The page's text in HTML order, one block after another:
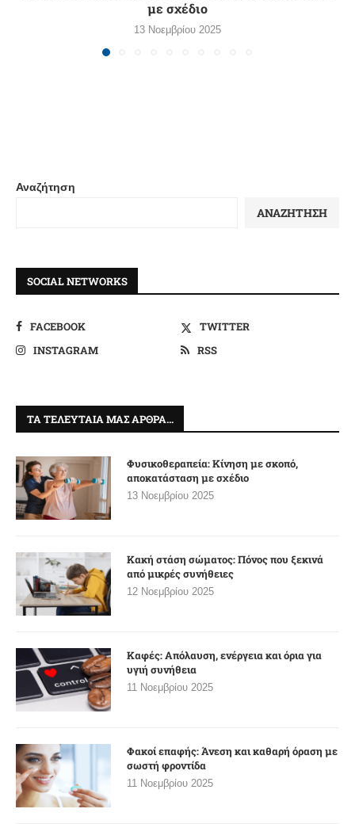
με σχέδιο
13 Νοεμβρίου 2025
Αναζήτηση
ΑΝΑΖΉΤΗΣΗ
SOCIAL NETWORKS
FACEBOOK
TWITTER
INSTAGRAM
RSS
ΤΑ ΤΕΛΕΥΤΑΊΑ ΜΑΣ ΆΡΘΡΑ…
Φυσικοθεραπεία: Κίνηση με σκοπό,
αποκατάσταση με σχέδιο
13 Νοεμβρίου 2025
Κακή στάση σώματος: Πόνος που ξεκινά
από μικρές συνήθειες
12 Νοεμβρίου 2025
Καφές: Απόλαυση, ενέργεια και όρια για
υγιή συνήθεια
11 Νοεμβρίου 2025
Φακοί επαφής: Άνεση και καθαρή όραση με
σωστή φροντίδα
11 Νοεμβρίου 2025